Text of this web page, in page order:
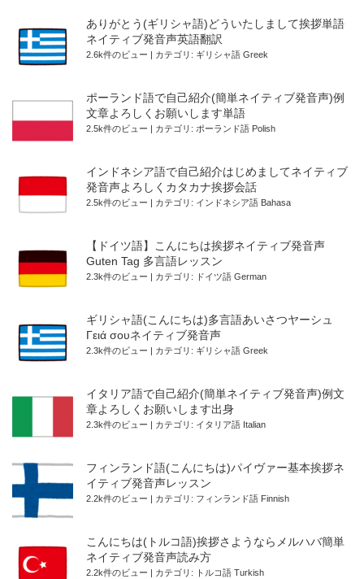
ありがとう(ギリシャ語)どういたしまして挨拶単語
ネイティブ発音声英語翻訳
2.6k件のビュー | カテゴリ: ギリシャ語 Greek
ポーランド語で自己紹介(簡単ネイティブ発音声)例
文章よろしくお願いします単語
2.5k件のビュー | カテゴリ: ポーランド語 Polish
インドネシア語で自己紹介はじめましてネイティブ
発音声よろしくカタカナ挨拶会話
2.5k件のビュー | カテゴリ: インドネシア語 Bahasa
【ドイツ語】こんにちは挨拶ネイティブ発音声
Guten Tag 多言語レッスン
2.3k件のビュー | カテゴリ: ドイツ語 German
ギリシャ語(こんにちは)多言語あいさつヤーシュ
Γειά σουネイティブ発音声
2.3k件のビュー | カテゴリ: ギリシャ語 Greek
イタリア語で自己紹介(簡単ネイティブ発音声)例文
章よろしくお願いします出身
2.3k件のビュー | カテゴリ: イタリア語 Italian
フィンランド語(こんにちは)パイヴァー基本挨拶ネ
イティブ発音声レッスン
2.2k件のビュー | カテゴリ: フィンランド語 Finnish
こんにちは(トルコ語)挨拶さようならメルハバ簡単
ネイティブ発音声読み方
2.2k件のビュー | カテゴリ: トルコ語 Turkish